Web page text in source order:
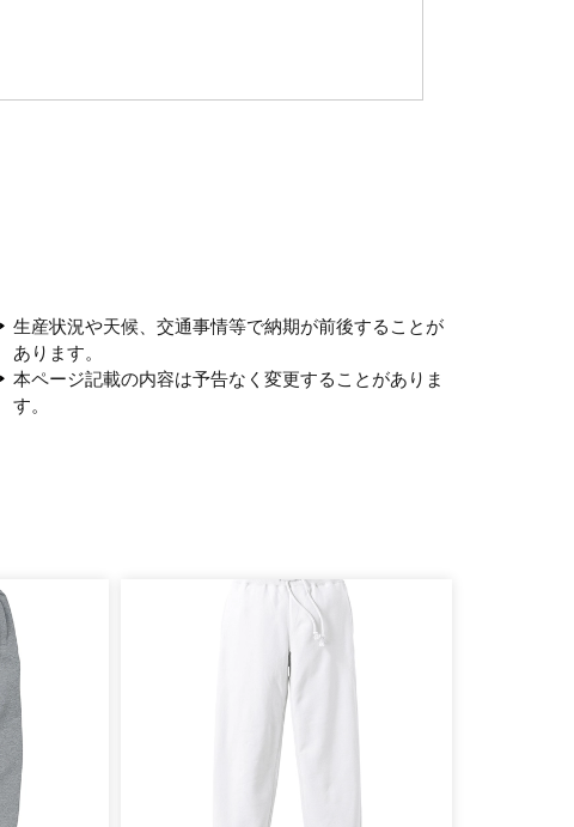
生産状況や天候、交通事情等で納期が前後することが
あります。
本ページ記載の内容は予告なく変更することがありま
す。